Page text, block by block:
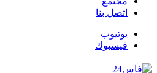
اتصل بنا
يوتيوب
فيسبوك